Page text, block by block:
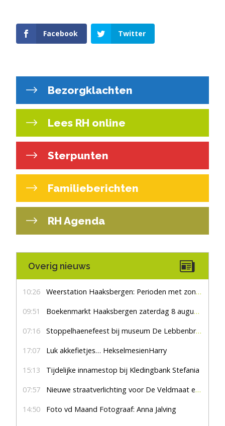
Facebook Twitter
Bezorgklachten
Lees RH online
Sterpunten
Familieberichten
RH Agenda
Overig nieuws
10:26 Weerstation Haaksbergen: Perioden met zon en droog
09:51 Boekenmarkt Haaksbergen zaterdag 8 augustus, marktplein Haaksbergen
07:16 Stoppelhaenefeest bij museum De Lebbenbrugge
17:07 Luk akkefietjes… HekselmesienHarry
15:13 Tijdelijke innamestop bij Kledingbank Stefania
07:57 Nieuwe straatverlichting voor De Veldmaat en De Pas
14:50 Foto vd Maand Fotograaf: Anna Jalving